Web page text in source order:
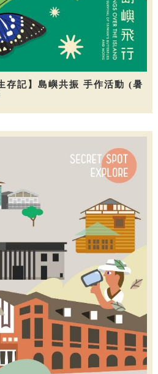
存記】島嶼共振 手作活動 (暑